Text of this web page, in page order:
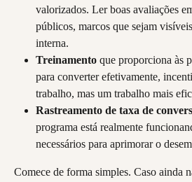
valorizados. Ler boas avaliações
públicos, marcos que sejam
interna.
Treinamento que proporciona às
para converter efetivamente,
trabalho, mas um trabalho mais
Rastreamento de taxa de
programa está realmente
necessários para aprimorar o
Comece de forma simples. Caso ainda